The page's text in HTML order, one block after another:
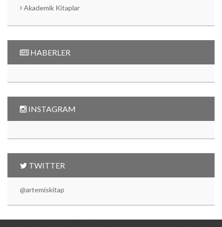
Akademik Kitaplar
HABERLER
INSTAGRAM
TWITTER
@artemiskitap